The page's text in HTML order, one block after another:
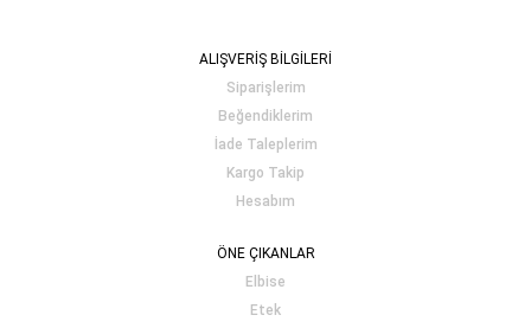
ALIŞVERİŞ BİLGİLERİ
Siparişlerim
Beğendiklerim
İade Taleplerim
Kargo Takip
Hesabım
ÖNE ÇIKANLAR
Elbise
Etek